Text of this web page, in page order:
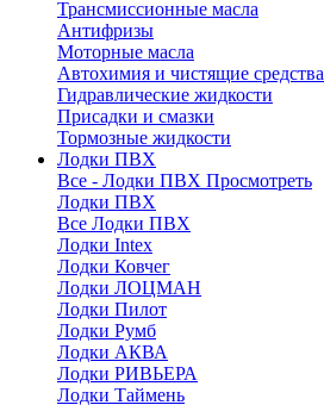
Трансмиссионные масла
Антифризы
Моторные масла
Автохимия и чистящие средства
Гидравлические жидкости
Присадки и смазки
Тормозные жидкости
Лодки ПВХ
Все - Лодки ПВХ Просмотреть
Лодки ПВХ
Все Лодки ПВХ
Лодки Intex
Лодки Ковчег
Лодки ЛОЦМАН
Лодки Пилот
Лодки Румб
Лодки АКВА
Лодки РИВЬЕРА
Лодки Таймень